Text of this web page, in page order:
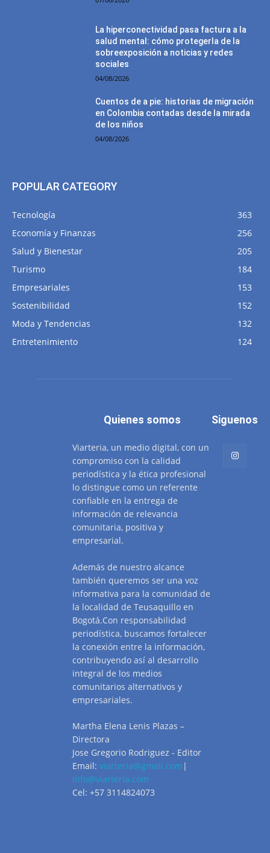
La hiperconectividad pasa factura a la
salud mental: cómo protegerla de la
sobreexposición a noticias y redes
sociales
04/08/2026
Cuentos de a pie: historias de migración
en Colombia contadas desde la mirada
de los niños
04/08/2026
POPULAR CATEGORY
Tecnología
363
Economía y Finanzas
256
Salud y Bienestar
205
Turismo
184
Empresariales
153
Sostenibilidad
152
Moda y Tendencias
132
Entretenimiento
124
Quienes somos
Viarteria, un medio digital, con un
compromiso con la calidad
periodística y la ética profesional
lo distingue como un referente
confiable en la entrega de
información de relevancia
comunitaria, positiva y
empresarial.
Además de nuestro alcance
también queremos ser una voz
informativa para la comunidad de
la localidad de Teusaquillo en
Bogotá.Con responsabilidad
periodística, buscamos fortalecer
la conexión entre la información,
contribuyendo así al desarrollo
integral de los medios
comunitarios alternativos y
empresariales.
Martha Elena Lenis Plazas –
Directora
Jose Gregorio Rodriguez - Editor
Email: viarteria@gmail.com |
info@viarteria.com
Cel: +57 3114824073
Siguenos